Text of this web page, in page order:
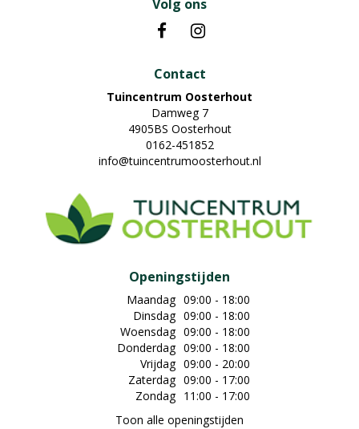
Volg ons
Contact
Tuincentrum Oosterhout
Damweg 7
4905BS Oosterhout
0162-451852
info@tuincentrumoosterhout.nl
Openingstijden
Maandag 09:00 - 18:00
Dinsdag 09:00 - 18:00
Woensdag 09:00 - 18:00
Donderdag 09:00 - 18:00
Vrijdag 09:00 - 20:00
Zaterdag 09:00 - 17:00
Zondag 11:00 - 17:00
Toon alle openingstijden